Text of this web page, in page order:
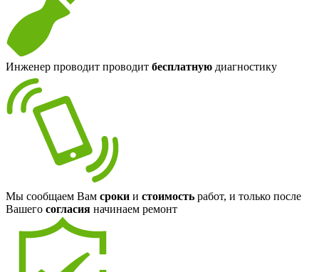
Инженер проводит проводит бесплатную диагностику
Мы сообщаем Вам сроки и стоимость работ, и только после
Вашего согласия начинаем ремонт